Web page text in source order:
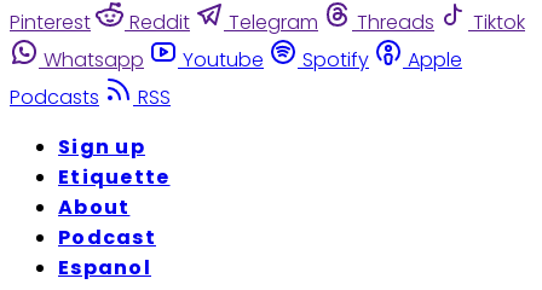
Pinterest
Reddit Telegram Threads
Tiktok
Whatsapp
Youtube Spotify
Apple
Podcasts
RSS
Sign up
Etiquette
About
Podcast
Espanol